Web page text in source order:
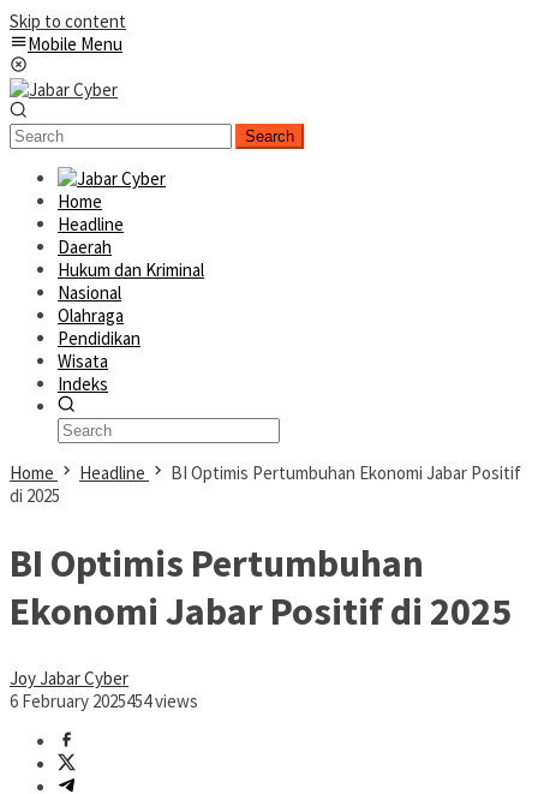
Skip to content
Mobile Menu
Search
Home
Headline
Daerah
Hukum dan Kriminal
Nasional
Olahraga
Pendidikan
Wisata
Indeks
Home Headline
BI Optimis Pertumbuhan Ekonomi Jabar Positif
di 2025
BI Optimis Pertumbuhan
Ekonomi Jabar Positif di 2025
Joy Jabar Cyber
6 February 2025454 views